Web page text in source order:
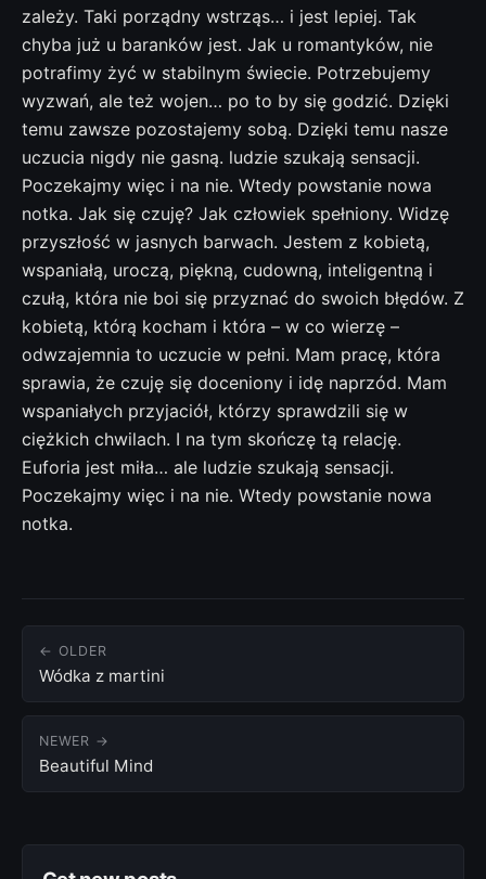
zależy. Taki porządny wstrząs… i jest lepiej. Tak
chyba już u baranków jest. Jak u romantyków, nie
potrafimy żyć w stabilnym świecie. Potrzebujemy
wyzwań, ale też wojen… po to by się godzić. Dzięki
temu zawsze pozostajemy sobą. Dzięki temu nasze
uczucia nigdy nie gasną. ludzie szukają sensacji.
Poczekajmy więc i na nie. Wtedy powstanie nowa
notka. Jak się czuję? Jak człowiek spełniony. Widzę
przyszłość w jasnych barwach. Jestem z kobietą,
wspaniałą, uroczą, piękną, cudowną, inteligentną i
czułą, która nie boi się przyznać do swoich błędów. Z
kobietą, którą kocham i która – w co wierzę –
odwzajemnia to uczucie w pełni. Mam pracę, która
sprawia, że czuję się doceniony i idę naprzód. Mam
wspaniałych przyjaciół, którzy sprawdzili się w
ciężkich chwilach. I na tym skończę tą relację.
Euforia jest miła… ale ludzie szukają sensacji.
Poczekajmy więc i na nie. Wtedy powstanie nowa
notka.
← OLDER
Wódka z martini
NEWER →
Beautiful Mind